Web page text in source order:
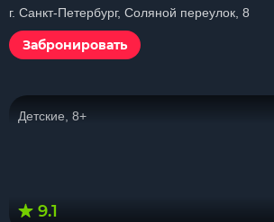
г. Санкт-Петербург, Соляной переулок, 8
Забронировать
Детские, 8+
9.1